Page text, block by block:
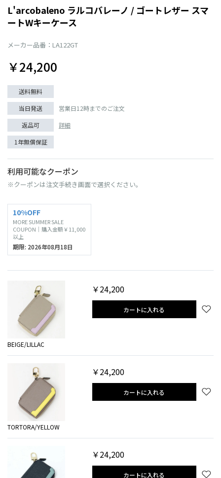
L'arcobaleno ラルコバレーノ / ゴートレザー スマ
ートWキーケース
メーカー品番：LA122GT
￥24,200
送料無料
当日発送
営業日12時までのご注文
返品可
詳細
1年無償保証
利用可能なクーポン
※クーポンは注文手続き画面で選択ください。
10%OFF
MORE SUMMER SALE
COUPON｜購入金額￥11,000
以上
期限: 2026年08月18日
BEIGE/LILLAC
￥24,200
カートに入れる
TORTORA/YELLOW
￥24,200
カートに入れる
￥24,200
カートに入れる